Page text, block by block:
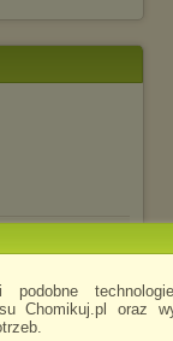
podobne
Chomikuj.pl oraz